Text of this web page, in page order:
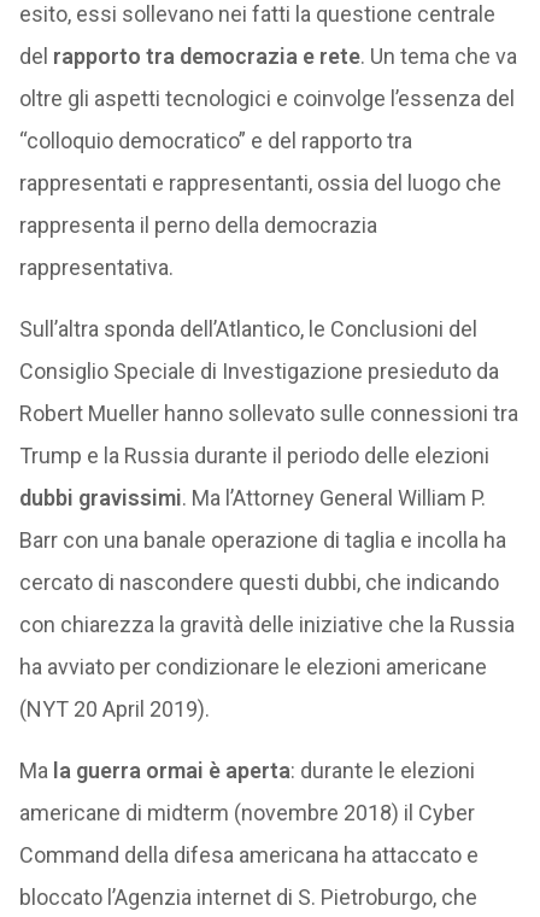
esito, essi sollevano nei fatti la questione centrale
del rapporto tra democrazia e rete. Un tema che va
oltre gli aspetti tecnologici e coinvolge l’essenza del
“colloquio democratico” e del rapporto tra
rappresentati e rappresentanti, ossia del luogo che
rappresenta il perno della democrazia
rappresentativa.
Sull’altra sponda dell’Atlantico, le Conclusioni del
Consiglio Speciale di Investigazione presieduto da
Robert Mueller hanno sollevato sulle connessioni tra
Trump e la Russia durante il periodo delle elezioni
dubbi gravissimi. Ma l’Attorney General William P.
Barr con una banale operazione di taglia e incolla ha
cercato di nascondere questi dubbi, che indicando
con chiarezza la gravità delle iniziative che la Russia
ha avviato per condizionare le elezioni americane
(NYT 20 April 2019).
Ma la guerra ormai è aperta: durante le elezioni
americane di midterm (novembre 2018) il Cyber
Command della difesa americana ha attaccato e
bloccato l’Agenzia internet di S. Pietroburgo, che